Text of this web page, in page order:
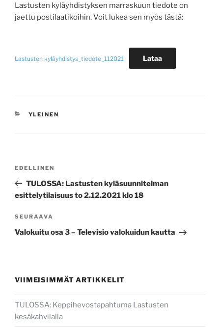
Lastusten kyläyhdistyksen marraskuun tiedote on
jaettu postilaatikoihin. Voit lukea sen myös tästä:
Lastusten kyläyhdistys_tiedote_112021 Lataa
KATEGORIAT
YLEINEN
Edellinen
artikkeli
EDELLINEN
TULOSSA: Lastusten kyläsuunnitelman
esittelytilaisuus to 2.12.2021 klo 18
Seuraava
artikkeli
SEURAAVA
Valokuitu osa 3 – Televisio valokuidun kautta
VIIMEISIMMÄT ARTIKKELIT
TULOSSA: Keppihevostapahtuma Lastusten
kesäkahvilalla